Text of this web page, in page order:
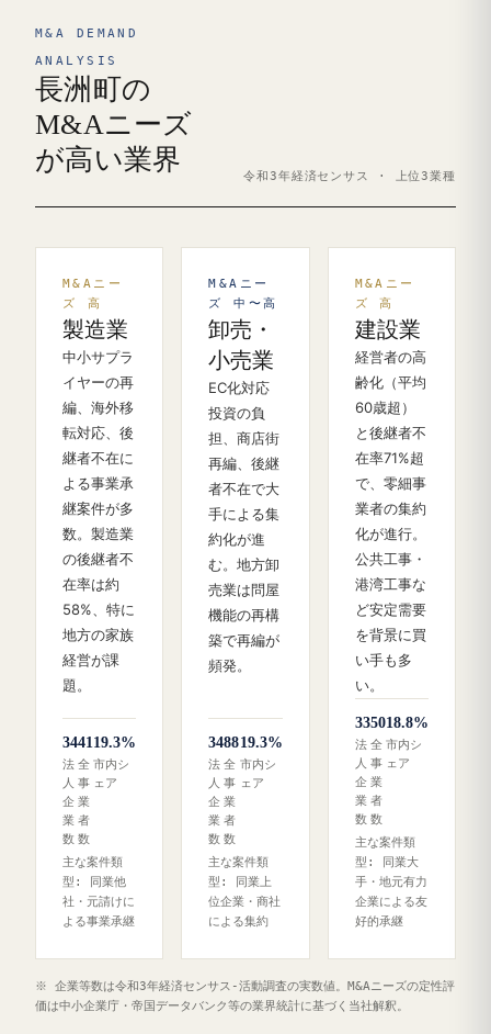
M&A DEMAND
ANALYSIS
長洲町の
M&Aニーズ
が高い業界
令和3年経済センサス · 上位3業種
M&Aニー
ズ 高
製造業
中小サプラ
イヤーの再
編、海外移
転対応、後
継者不在に
よる事業承
継案件が多
数。製造業
の後継者不
在率は約
58%、特に
地方の家族
経営が課
題。
34
法
人
企
業
数
41
全
事
業
者
数
19.3%
市内シ
ェア
主な案件類
型: 同業他
社・元請けに
よる事業承継
M&Aニー
ズ 中〜高
卸売・
小売業
EC化対応
投資の負
担、商店街
再編、後継
者不在で大
手による集
約化が進
む。地方卸
売業は問屋
機能の再構
築で再編が
頻発。
34
法
人
企
業
数
88
全
事
業
者
数
19.3%
市内シ
ェア
主な案件類
型: 同業上
位企業・商社
による集約
M&Aニー
ズ 高
建設業
経営者の高
齢化（平均
60歳超）
と後継者不
在率71%超
で、零細事
業者の集約
化が進行。
公共工事・
港湾工事な
ど安定需要
を背景に買
い手も多
い。
33
法
人
企
業
数
50
全
事
業
者
数
18.8%
市内シ
ェア
主な案件類
型: 同業大
手・地元有力
企業による友
好的承継
※ 企業等数は令和3年経済センサス‐活動調査の実数値。M&Aニーズの定性評
価は中小企業庁・帝国データバンク等の業界統計に基づく当社解釈。